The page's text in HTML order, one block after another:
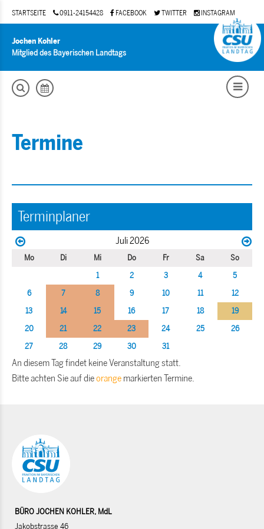
STARTSEITE 0911-24154428 FACEBOOK TWITTER INSTAGRAM
Jochen Kohler
Mitglied des Bayerischen Landtags
Termine
Terminplaner
Juli 2026
Mo Di Mi Do Fr Sa
So
1
2 3 4
5
6
7 8 9 10 11
12
13
14 15 16 17 18
19
20
21 22 23 24 25
26
27
28 29 30 31
An diesem Tag findet keine Veranstaltung statt.
Bitte achten Sie auf dieorange markierten Termine.
BÜRO JOCHEN KOHLER, MdL
Jakobstrasse 46